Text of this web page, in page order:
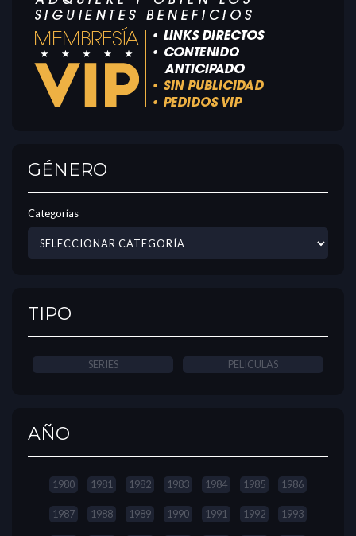
GÉNERO
Categorías
TIPO
SERIES PELICULAS
AÑO
1980 1981 1982 1983 1984 1985 1986
1987 1988 1989 1990 1991 1992 1993